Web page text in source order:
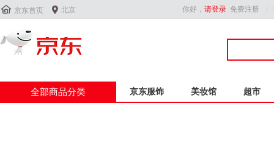
 京东首页  北京 你好， 请登录 免费注册
全部商品分类 京东服饰 美妆馆 超市